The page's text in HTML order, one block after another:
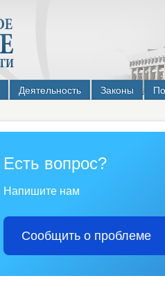
Деятельность Законы
Есть вопрос?
Напишите нам
Сообщить о проблеме